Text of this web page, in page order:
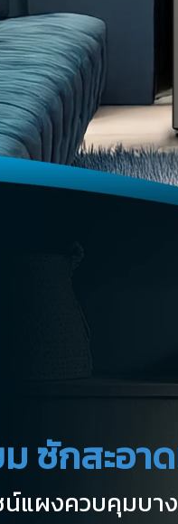
ซักสะอา
แผงควบคุมบา